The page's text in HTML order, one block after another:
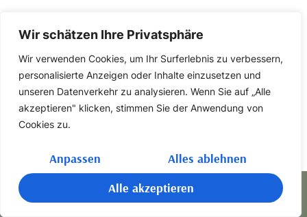
Wir schätzen Ihre Privatsphäre
Wir verwenden Cookies, um Ihr Surferlebnis zu verbessern,
personalisierte Anzeigen oder Inhalte einzusetzen und
unseren Datenverkehr zu analysieren. Wenn Sie auf „Alle
akzeptieren" klicken, stimmen Sie der Anwendung von
Cookies zu.
Anpassen
Alles ablehnen
Alle akzeptieren
Noch kein Rezept? CannabisRezept einlösen